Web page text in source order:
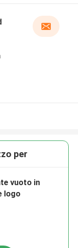
per
vuoto in
logo